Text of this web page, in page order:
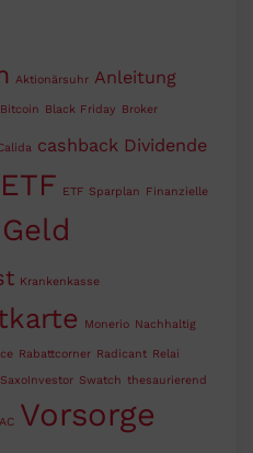
Aktionärsuhr Anleitung
Bitcoin Black Friday Broker
cashback Dividende
ETF ETF Sparplan Finanzielle
Geld
Krankenkasse
Monerio Nachhaltig
Rabattcorner Radicant Relai
SaxoInvestor Swatch thesaurierend
Vorsorge